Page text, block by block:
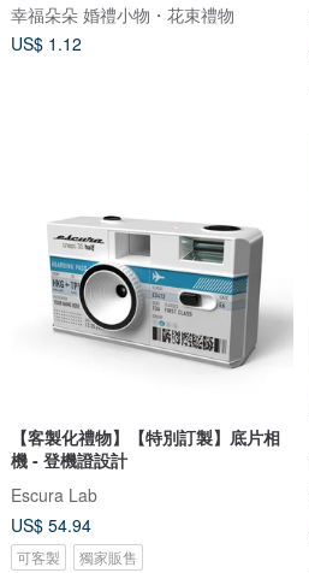
幸福朵朵 婚禮小物・花束禮物
US$ 1.12
【客製化禮物】【特別訂製】底片相
機 - 登機證設計
Escura Lab
US$ 54.94
可客製 獨家販售